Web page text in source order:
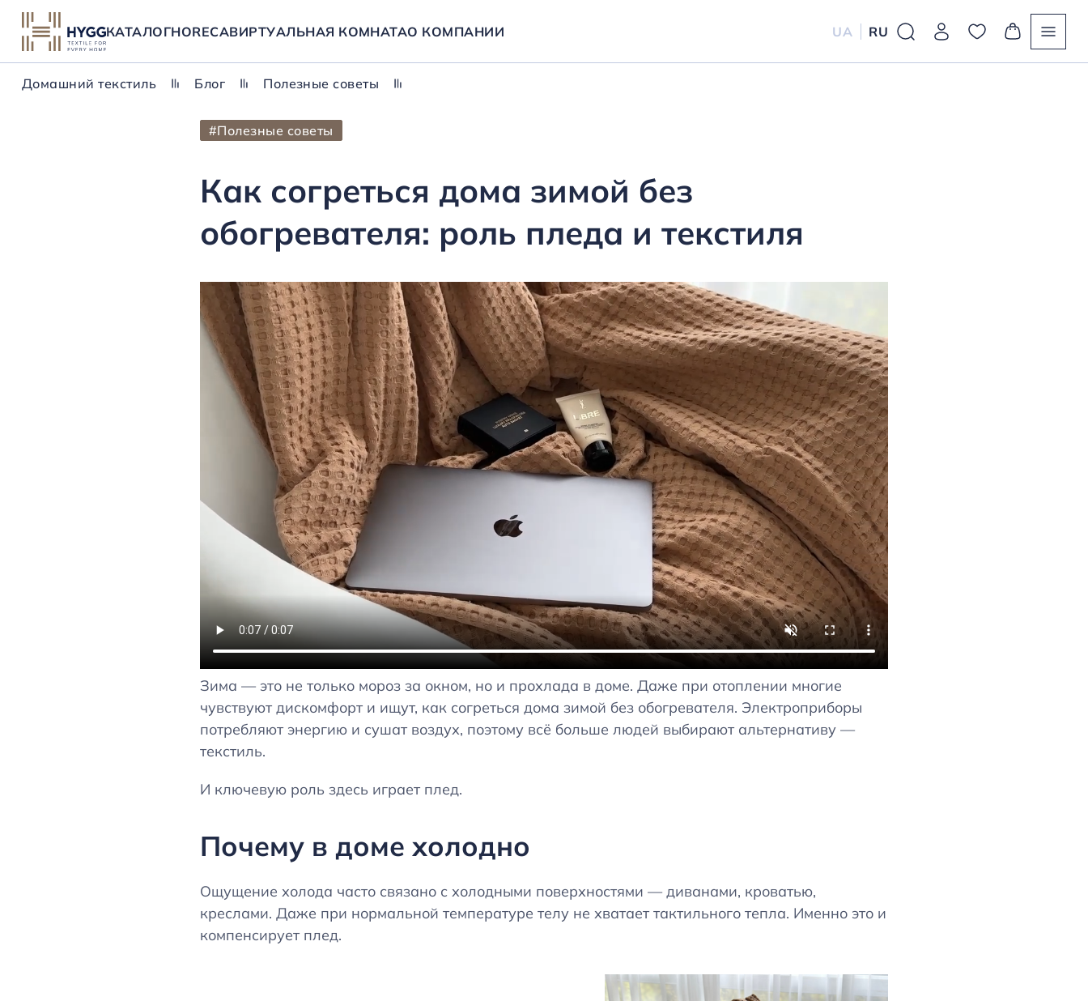
КАТАЛОГHORECAВИРТУАЛЬНАЯ КОМНАТАО КОМПАНИИ UA RU
Домашний текстиль Блог Полезные советы
#Полезные советы
Как согреться дома зимой без
обогревателя: роль пледа и текстиля
Зима — это не только мороз за окном, но и прохлада в доме. Даже при отоплении многие
чувствуют дискомфорт и ищут, как согреться дома зимой без обогревателя. Электроприборы
потребляют энергию и сушат воздух, поэтому всё больше людей выбирают альтернативу —
текстиль.
И ключевую роль здесь играет плед.
Почему в доме холодно
Ощущение холода часто связано с холодными поверхностями — диванами, кроватью,
креслами. Даже при нормальной температуре телу не хватает тактильного тепла. Именно это и
компенсирует плед.